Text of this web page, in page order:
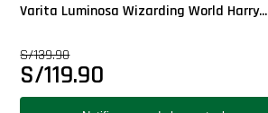
Varita Luminosa Wizarding World Harry...
S/139.90
S/119.90